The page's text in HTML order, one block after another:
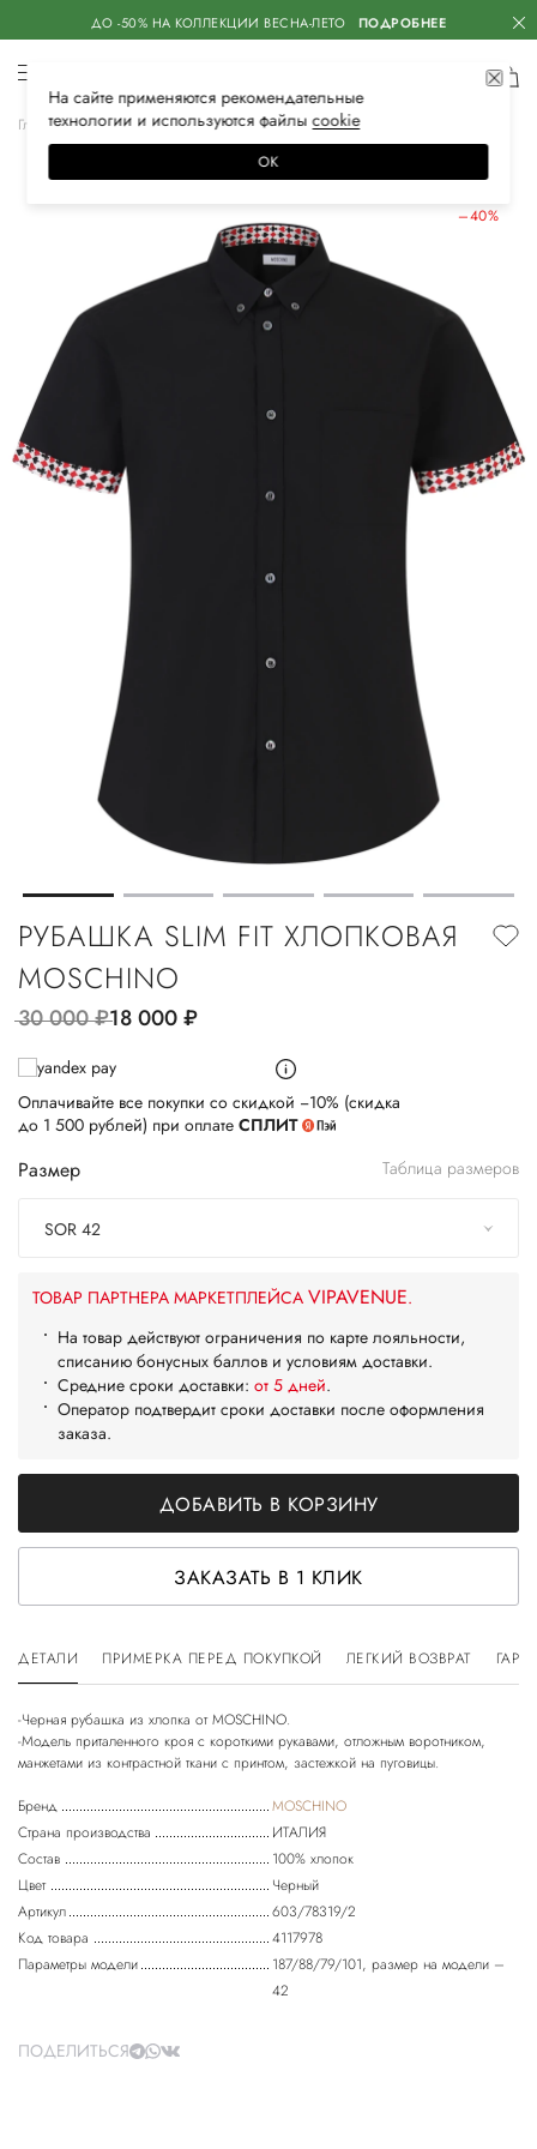
ДО -50% НА КОЛЛЕКЦИИ ВЕСНА-ЛЕТО ПОДРОБНЕЕ
Главная Мужская Одежда Рубашки Повседневные
–40%
РУБАШКА SLIM FIT ХЛОПКОВАЯ
MOSCHINO
30 000руб.18 000руб.
Оплачивайте все покупки со скидкой −10% (скидка
до 1 500 рублей) при оплате СПЛИТ
Размер Таблица размеров
SOR 42
ТОВАР ПАРТНЕРА МАРКЕТПЛЕЙСА VIPAVENUE.
На товар действуют ограничения по карте лояльности,
списанию бонусных баллов и условиям доставки.
Средние сроки доставки: от 5 дней.
Оператор подтвердит сроки доставки после оформления
заказа.
ДОБАВИТЬ В КОРЗИНУ
ЗАКАЗАТЬ В 1 КЛИК
ДЕТАЛИ ПРИМЕРКА ПЕРЕД ПОКУПКОЙ ЛЕГКИЙ ВОЗВРАТ
-Черная рубашка из хлопка от MOSCHINO.
-Модель приталенного кроя с короткими рукавами, отложным воротником,
Бренд
MOSCHINO
Страна производства
ИТАЛИЯ
Состав
100% хлопок
Цвет
Черный
Артикул
603/78319/2
Код товара
4117978
Параметры модели
187/88/79/101, размер на модели –
42
ПОДЕЛИТЬСЯ
На сайте применяются рекомендательные
технологии и используются файлысооkiе
ОК